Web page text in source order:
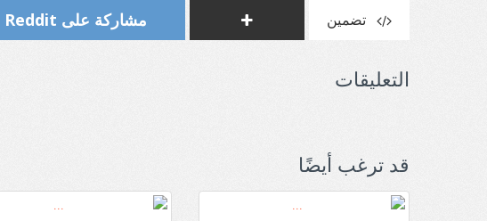
مشاركة على Reddit تضمين
التعليقات
قد ترغب أيضًا